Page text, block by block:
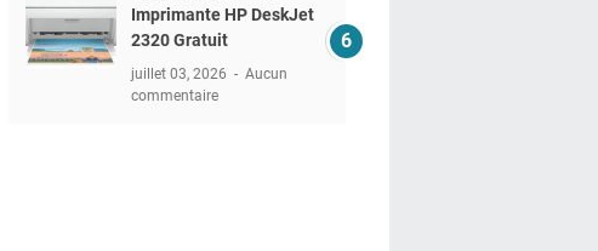
Imprimante HP DeskJet
2320 Gratuit
juillet 03, 2026
Aucun
commentaire